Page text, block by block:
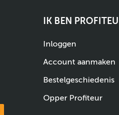
IK BEN
Inloggen
Account aanmaken
Bestelgeschiedenis
Opper Profiteur